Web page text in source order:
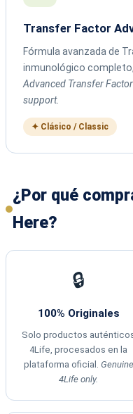
Transfer Factor
Fórmula avanzada de
inmunológico
Advanced Transfer
support.
✦ Clásico / Classic
¿Por qué
Here?
🔒
100% Originales
Solo productos
4Life, procesados en la
plataforma oficial. Genuine
4Life only.